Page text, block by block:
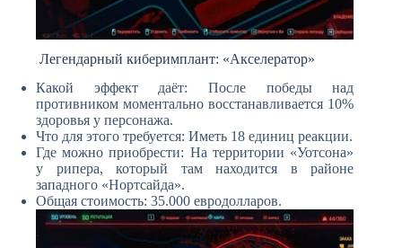
Легендарный киберимплант: «Акселератор»
Какой эффект даёт: После победы над
противником моментально восстанавливается 10%
здоровья у персонажа.
Что для этого требуется: Иметь 18 единиц реакции.
Где можно приобрести: На территории «Уотсона»
у рипера, который там находится в районе
западного «Нортсайда».
Общая стоимость: 35.000 евродолларов.